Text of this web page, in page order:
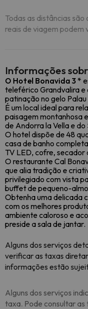
Todas as distâncias
reais de viagem podem
Informações
O Hotel Bonavida 3 *
teleférico Grandvalira e
patinação no gelo
É um local ideal para
paisagem montanhosa
de Andorra la Vella e do
O hotel dispõe de 48
casa de banho
TV LED, cofre,
O restaurante Cal
que alia tradição e
privilegiado com vista
buffet de pequeno-
Obtenha uma delicada
com os melhores
ambiente caloroso e
preside a sala de jantar.
Alguns dos serviços
verificar as taxas
informações estão
Alguns dos serviços
taxa. Pode consultar